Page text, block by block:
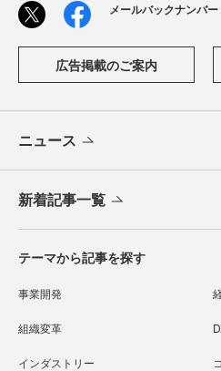
メールバックナンバー
広告掲載のご案内
ニュース
新着記事一覧
テーマから記事を探す
事業開発
組織変革
インダストリー